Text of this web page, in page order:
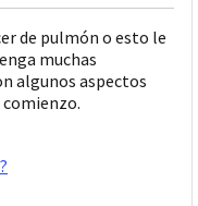
de pulmón o esto le
muchas
algunos aspectos
comienzo.